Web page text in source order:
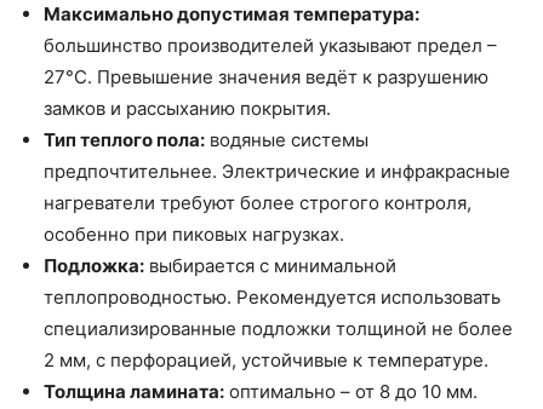
Максимально допустимая температура:
большинство производителей указывают предел –
27°C. Превышение значения ведёт к разрушению
замков и рассыханию покрытия.
Тип теплого пола: водяные системы
предпочтительнее. Электрические и инфракрасные
нагреватели требуют более строгого контроля,
особенно при пиковых нагрузках.
Подложка: выбирается с минимальной
теплопроводностью. Рекомендуется использовать
специализированные подложки толщиной не более
2 мм, с перфорацией, устойчивые к температуре.
Толщина ламината: оптимально – от 8 до 10 мм.